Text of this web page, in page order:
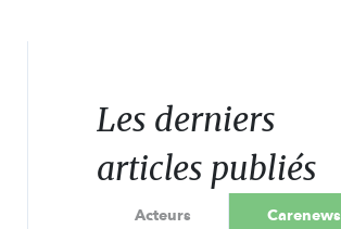
Les derniers
articles publiés
Acteurs Carenews